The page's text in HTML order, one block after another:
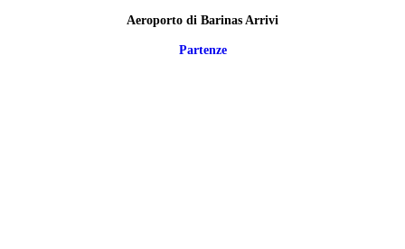
Aeroporto di Barinas Arrivi
Partenze